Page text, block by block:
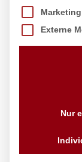
Marketing
Externe
Nur